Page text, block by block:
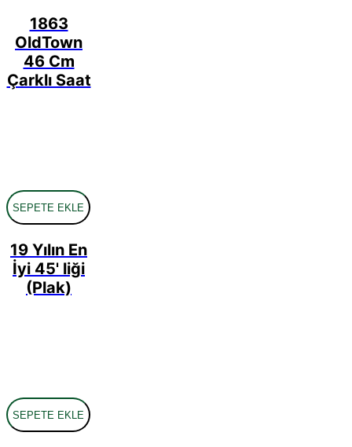
1863
OldTown
46 Cm
Çarklı Saat
SEPETE EKLE
19 Yılın En
İyi 45' liği
(Plak)
SEPETE EKLE